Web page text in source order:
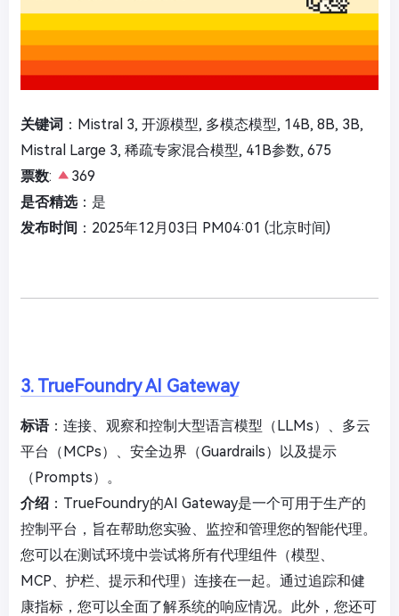
关键词 ：Mistral 3, 开源模型, 多模态模型, 14B, 8B, 3B,
Mistral Large 3, 稀疏专家混合模型, 41B参数, 675
票数:
369
是否精选：是
发布时间 ：2025年12月03日 PM04:01 (北京时间)
3. TrueFoundry AI Gateway
标语：连接、观察和控制大型语言模型（LLMs）、多云
平台（MCPs）、安全边界（Guardrails）以及提示
（Prompts）。
介绍 ：TrueFoundry的AI Gateway是一个可用于生产的
控制平台，旨在帮助您实验、监控和管理您的智能代理。
您可以在测试环境中尝试将所有代理组件（模型、
MCP、护栏、提示和代理）连接在一起。通过追踪和健
康指标，您可以全面了解系统的响应情况。此外，您还可